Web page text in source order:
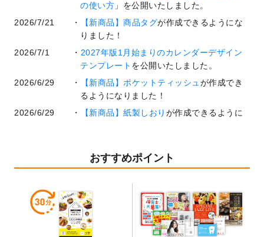
の使い方 」を公開いたしました。
2026/7/21
【新商品】商品タグが作成できるようにな
りました！
2026/7/1
2027年版1月始まりのカレンダーデザイン
テンプレート を公開いたしました。
2026/6/29
【新商品】ポケットティッシュが作成でき
るようになりました！
2026/6/29
【新商品】紙製しおり が作成できるように
業効率を上げる便利な操作方法3選！
開いたしました。
暑中見舞いのデザインテンプレート
しました。
2026/5/28
【新商品】マグネットステッカーが作成で
きるようになりました！
おすすめポイント